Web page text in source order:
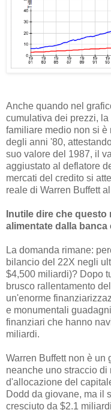
Anche quando nel
cumulativa dei prezzi,
familiare medio non si
degli anni '80,
suo valore del 1987, il
aggiustato al deflatore
mercati del credito si
reale di Warren Buffett
Inutile dire che
alimentate dalla banca
La domanda rimane:
bilancio del 22X negli
$4,500 miliardi)? Dopo
brusco rallentamento
un'enorme
e monumentali
finanziari che hanno
miliardi.
Warren Buffett non è
neanche uno straccio
d'allocazione del
Dodd da giovane, ma il
cresciuto da $2.1